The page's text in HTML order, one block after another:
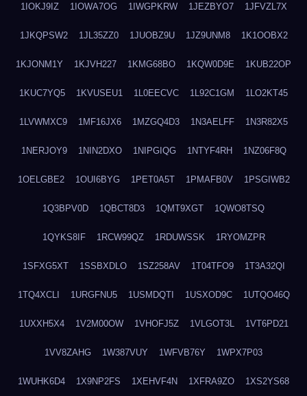
1IOKJ9IZ 1IOWA7OG 1IWGPKRW 1JEZBYO7 1JFVZL7X
1JKQPSW2 1JL35ZZ0 1JUOBZ9U 1JZ9UNM8 1K1OOBX2
1KJONM1Y 1KJVH227 1KMG68BO 1KQW0D9E 1KUB22OP
1KUC7YQ5 1KVUSEU1 1L0EECVC 1L92C1GM 1LO2KT45
1LVWMXC9 1MF16JX6 1MZGQ4D3 1N3AELFF 1N3R82X5
1NERJOY9 1NIN2DXO 1NIPGIQG 1NTYF4RH 1NZ06F8Q
1OELGBE2 1OUI6BYG 1PET0A5T 1PMAFB0V 1PSGIWB2
1Q3BPV0D 1QBCT8D3 1QMT9XGT 1QWO8TSQ
1QYKS8IF 1RCW99QZ 1RDUWSSK 1RYOMZPR
1SFXG5XT 1SSBXDLO 1SZ258AV 1T04TFO9 1T3A32QI
1TQ4XCLI 1URGFNU5 1USMDQTI 1USXOD9C 1UTQO46Q
1UXXH5X4 1V2M00OW 1VHOFJ5Z 1VLGOT3L 1VT6PD21
1VV8ZAHG 1W387VUY 1WFVB76Y 1WPX7P03
1WUHK6D4 1X9NP2FS 1XEHVF4N 1XFRA9ZO 1XS2YS68